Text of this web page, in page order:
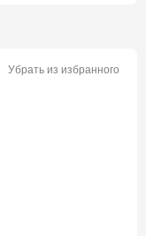
Убрать из избранного